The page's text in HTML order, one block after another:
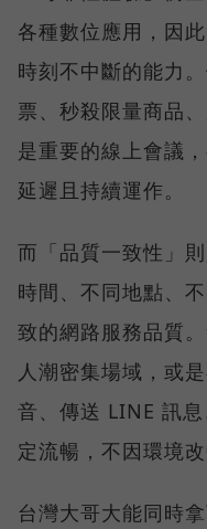
各種數位應用，因
時刻不中斷的能力
票、秒殺限量商品
是重要的線上會議
延遲且持續運作。
而「品質一致性」
時間、不同地點、
致的網路服務品質
人潮密集場域，或
音、傳送 LINE 訊
定流暢，不因環境改
台灣大哥大能同時